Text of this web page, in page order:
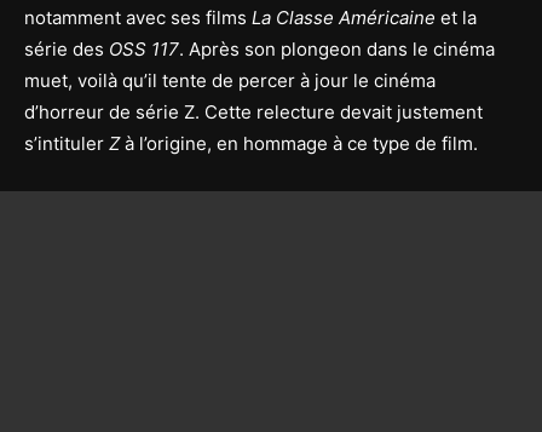
notamment avec ses films La Classe Américaine et la
série des OSS 117. Après son plongeon dans le cinéma
muet, voilà qu’il tente de percer à jour le cinéma
d’horreur de série Z. Cette relecture devait justement
s’intituler Zà l’origine, en hommage à ce type de film.